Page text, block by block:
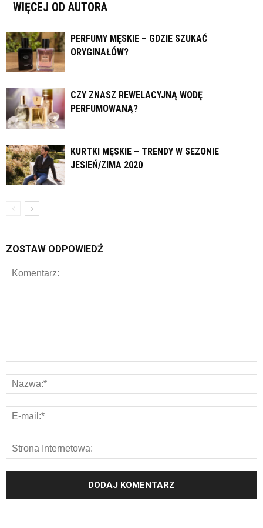
WIĘCEJ OD AUTORA
PERFUMY MĘSKIE – GDZIE SZUKAĆ
ORYGINAŁÓW?
CZY ZNASZ REWELACYJNĄ WODĘ
PERFUMOWANĄ?
KURTKI MĘSKIE – TRENDY W SEZONIE
JESIEŃ/ZIMA 2020
ZOSTAW ODPOWIEDŹ